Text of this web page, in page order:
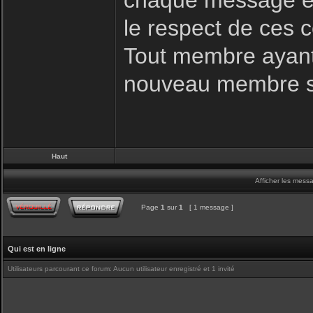
le respect de ces
Tout membre
nouveau membre
Haut
Afficher les
Page 1 sur 1 [ 1 message ]
Qui est en ligne
Utilisateurs parcourant ce forum: Aucun utilisateur enregistré et 1 invité